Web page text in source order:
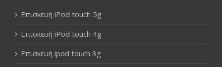
Επισκευή iPod touch 5g
Επισκευή iPod touch 4g
Επισκευή ipod touch 3g